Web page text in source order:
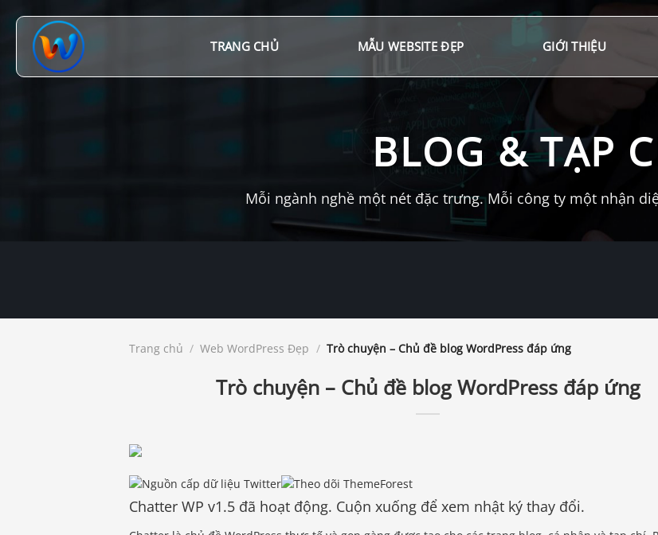
đến
TRANG CHỦ MẪU WEBSITE ĐẸP GIỚI THIỆU
BLOG & TẠP
Mỗi ngành nghề một nét đặc trưng. Mỗi công ty một nhận
Trang chủ / Web WordPress Đẹp / Trò chuyện – Chủ đề blog WordPress đáp ứng
Trò chuyện – Chủ đề blog WordPress đáp ứng
Chatter WP v1.5 đã hoạt động. Cuộn xuống để xem nhật ký thay đổi.